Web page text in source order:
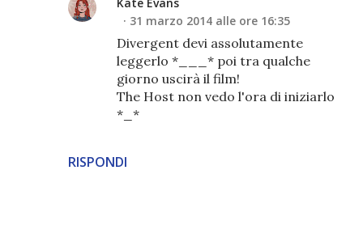
RISPONDI
Kate Evans
31 marzo 2014 alle ore 16:35
Divergent devi assolutamente
leggerlo *___* poi tra qualche
giorno uscirà il film!
The Host non vedo l'ora di iniziarlo
*_*